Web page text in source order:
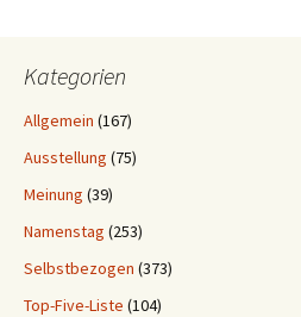
Kategorien
Allgemein (167)
Ausstellung (75)
Meinung (39)
Namenstag (253)
Selbstbezogen (373)
Top-Five-Liste (104)